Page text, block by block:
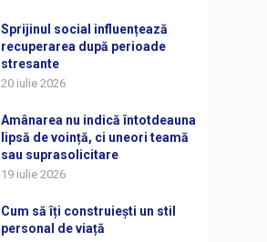
Sprijinul social influențează
recuperarea după perioade
stresante
20 iulie 2026
Amânarea nu indică întotdeauna
lipsă de voință, ci uneori teamă
sau suprasolicitare
19 iulie 2026
Cum să îți construiești un stil
personal de viață